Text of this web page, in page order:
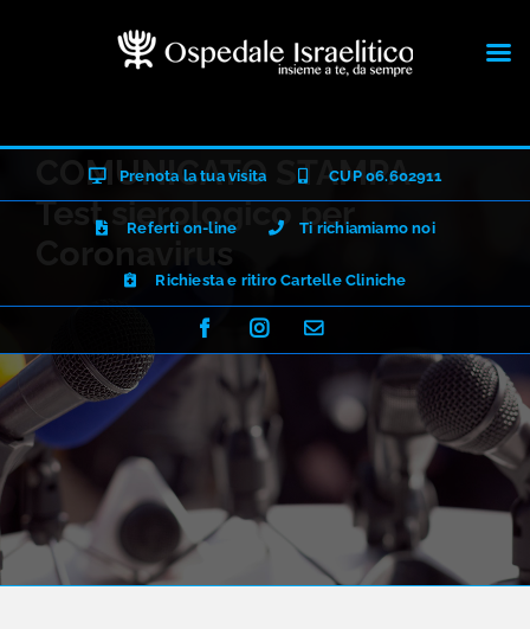
Prenota la tua visita CUP 06.602911
Referti on-line Ti richiamiamo noi
Richiesta e ritiro Cartelle Cliniche
FacebookInstagramEmail
COMUNICATO STAMPA –
Test sierologico per
Coronavirus